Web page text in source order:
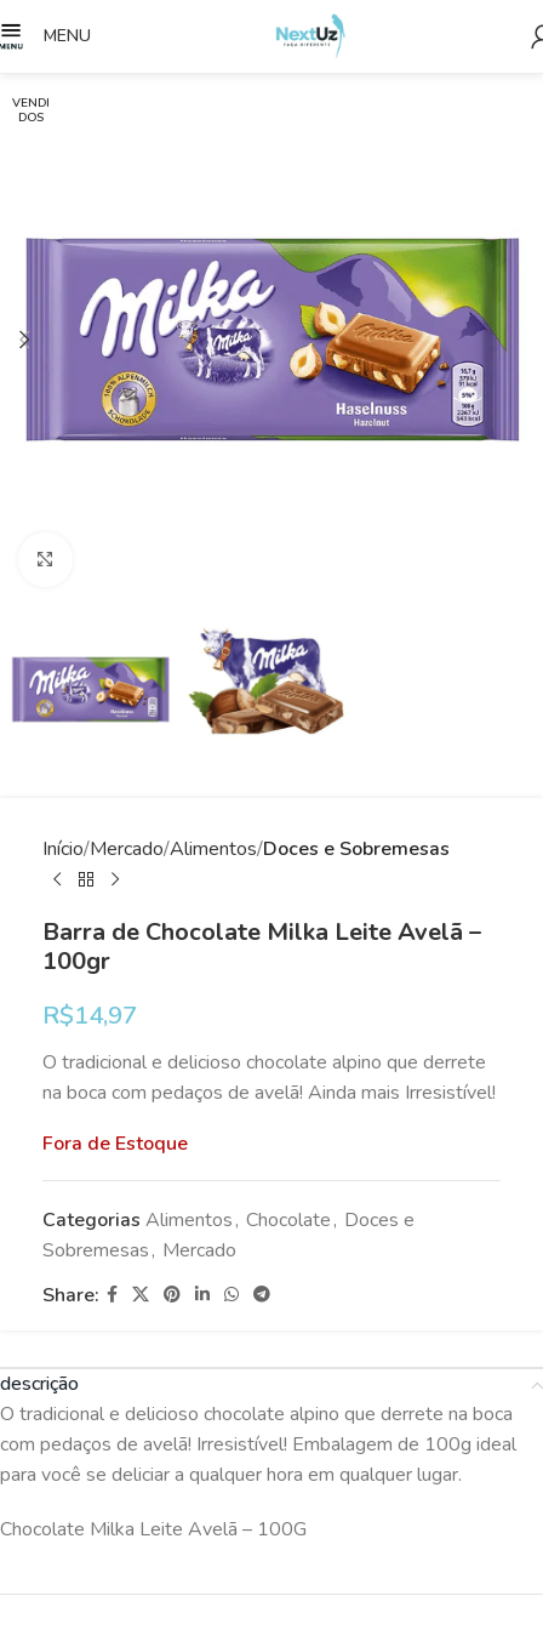
MENU
VENDI
DOS
Início Mercado Alimentos Doces e Sobremesas
Barra de Chocolate Milka Leite Avelã –
100gr
R$14,97
O tradicional e delicioso chocolate alpino que derrete
na boca com pedaços de avelã! Ainda mais Irresistível!
Fora de Estoque
Categorias Alimentos, Chocolate, Doces e
Sobremesas, Mercado
Share:
descrição
O tradicional e delicioso chocolate alpino que derrete na boca
com pedaços de avelã! Irresistível! Embalagem de 100g ideal
para você se deliciar a qualquer hora em qualquer lugar.
Chocolate Milka Leite Avelã – 100G